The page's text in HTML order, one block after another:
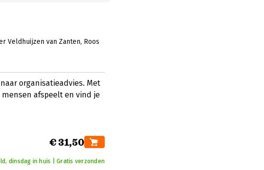
Veldhuijzen van Zanten Roos
organisatieadvies. Met
afspeelt en vind je
€ 31,50
dinsdag in huis | Gratis verzonden